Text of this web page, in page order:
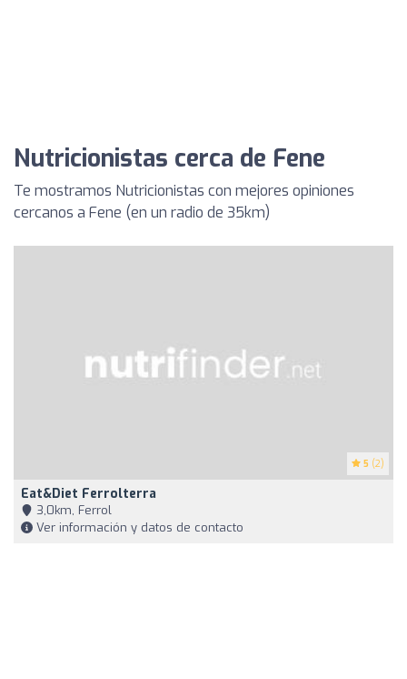
Nutricionistas cerca de Fene
Te mostramos Nutricionistas con mejores opiniones
cercanos a Fene (en un radio de 35km)
5 (2)
Eat&Diet Ferrolterra
3,0km, Ferrol
Ver información y datos de contacto